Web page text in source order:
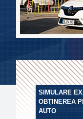
SIMULARE
OBŢINEREA
AUTO